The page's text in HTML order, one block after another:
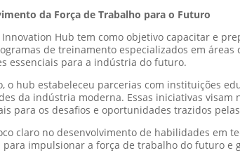
da Força de Trabalho para o Futuro
Innovation Hub tem como objetivo capacitar e
de treinamento especializados em
essenciais para a indústria do futuro.
o hub estabeleceu parcerias com instituições
da indústria moderna. Essas iniciativas
para os desafios e oportunidades trazidos
claro no desenvolvimento de habilidades em
para impulsionar a força de trabalho do futuro